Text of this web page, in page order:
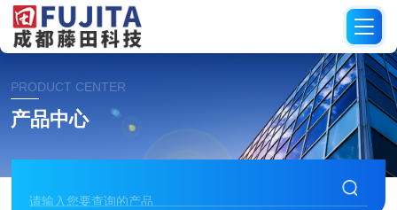
PRODUCT CENTER
产品中心